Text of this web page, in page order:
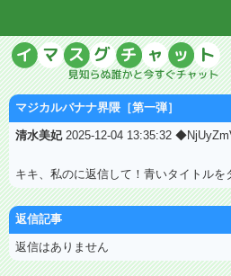
マジカルバナナ界隈［第一弾］
清水美妃 2025-12-04 13:35:32
キキ、私のに返信して！青いタイトルを
返信記事
返信はありません